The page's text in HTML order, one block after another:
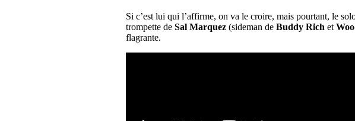
Si c’est lui qui l’affirme, on va le croire, mais pourtant, le
trompette de Sal Marquez (sideman de Buddy Rich et
flagrante.